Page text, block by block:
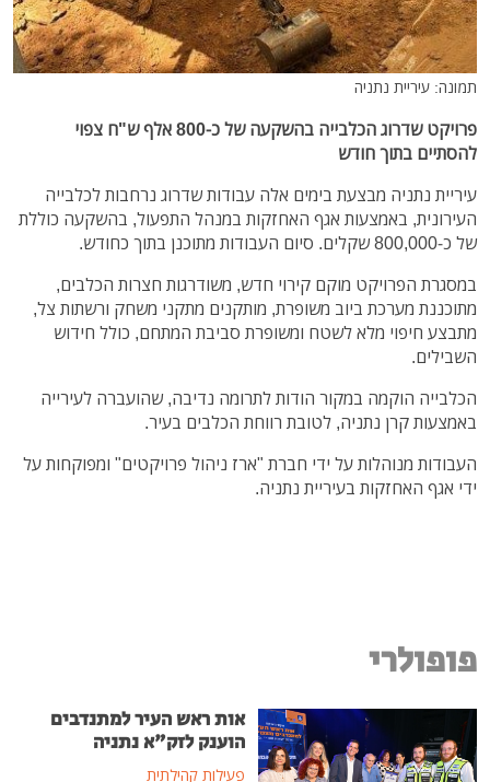
תמונה: עיריית נתניה
פרויקט שדרוג הכלבייה בהשקעה של כ-800 אלף ש"ח צפוי
להסתיים בתוך חודש
עיריית נתניה מבצעת בימים אלה עבודות שדרוג נרחבות לכלבייה
העירונית, באמצעות אגף האחזקות במנהל התפעול, בהשקעה כוללת
של כ-800,000 שקלים. סיום העבודות מתוכנן בתוך כחודש.
במסגרת הפרויקט מוקם קירוי חדש, משודרגות חצרות הכלבים,
מתוכננת מערכת ביוב משופרת, מותקנים מתקני משחק ורשתות צל,
מתבצע חיפוי מלא לשטח ומשופרת סביבת המתחם, כולל חידוש
השבילים.
הכלבייה הוקמה במקור הודות לתרומה נדיבה, שהועברה לעירייה
באמצעות קרן נתניה, לטובת רווחת הכלבים בעיר.
העבודות מנוהלות על ידי חברת "ארז ניהול פרויקטים" ומפוקחות על
ידי אגף האחזקות בעיריית נתניה.
פופולרי
אות ראש העיר למתנדבים
הוענק לזק"א נתניה
פעילות קהילתית